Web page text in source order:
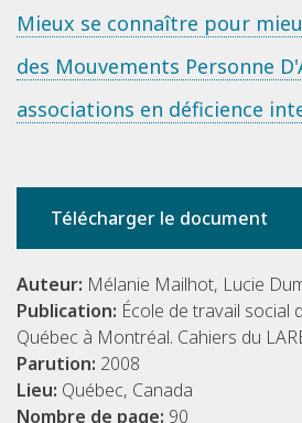
Mieux se connaître pour
des Mouvements Personne
associations en déficience
Télécharger le document
Auteur: Mélanie Mailhot, Lucie
Publication: École de travail social
Québec à Montréal. Cahiers du
Parution: 2008
Lieu: Québec, Canada
Nombre de page: 90